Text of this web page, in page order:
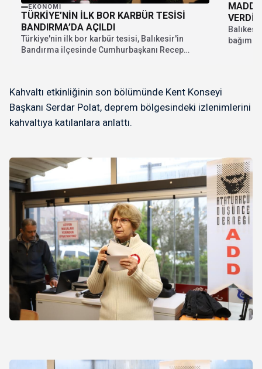
EKONOMI
TÜRKİYE’NİN İLK BOR KARBÜR TESİSİ
BANDIRMA’DA AÇILDI
Türkiye'nin ilk bor karbür tesisi, Balıkesir'in
Bandırma ilçesinde Cumhurbaşkanı Recep
VERDİ
Kahvaltı etkinliğinin son bölümünde Kent Konseyi
Başkanı Serdar Polat, deprem bölgesindeki izlenimlerini
kahvaltıya katılanlara anlattı.